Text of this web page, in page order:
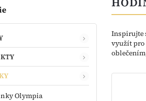
Olympia
Inspirujte
využít pro